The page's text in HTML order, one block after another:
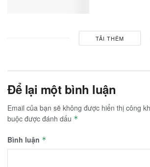
TẢI THÊM
Để lại một bình luận
Email của bạn sẽ không được hiển thị công
buộc được đánh dấu *
Bình luận *